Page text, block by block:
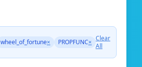
wheel_of_fortune× PROPFUNC× Clear
All